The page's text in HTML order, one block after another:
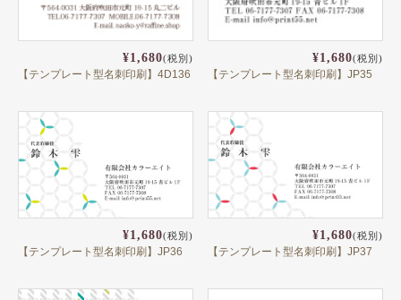
不動産関係
ペット名刺
ショップカード
全国福利厚生共済会様式
用紙変更オプション
データ加工オプション
名刺ケース
ロゴマーク販売
¥1,680(税別)
【テンプレート型名刺印刷】4D136
¥1,680(税別)
【テンプレート型名刺印刷】JP35
¥1,680(税別)
【テンプレート型名刺印刷】JP36
¥1,680(税別)
【テンプレート型名刺印刷】JP37